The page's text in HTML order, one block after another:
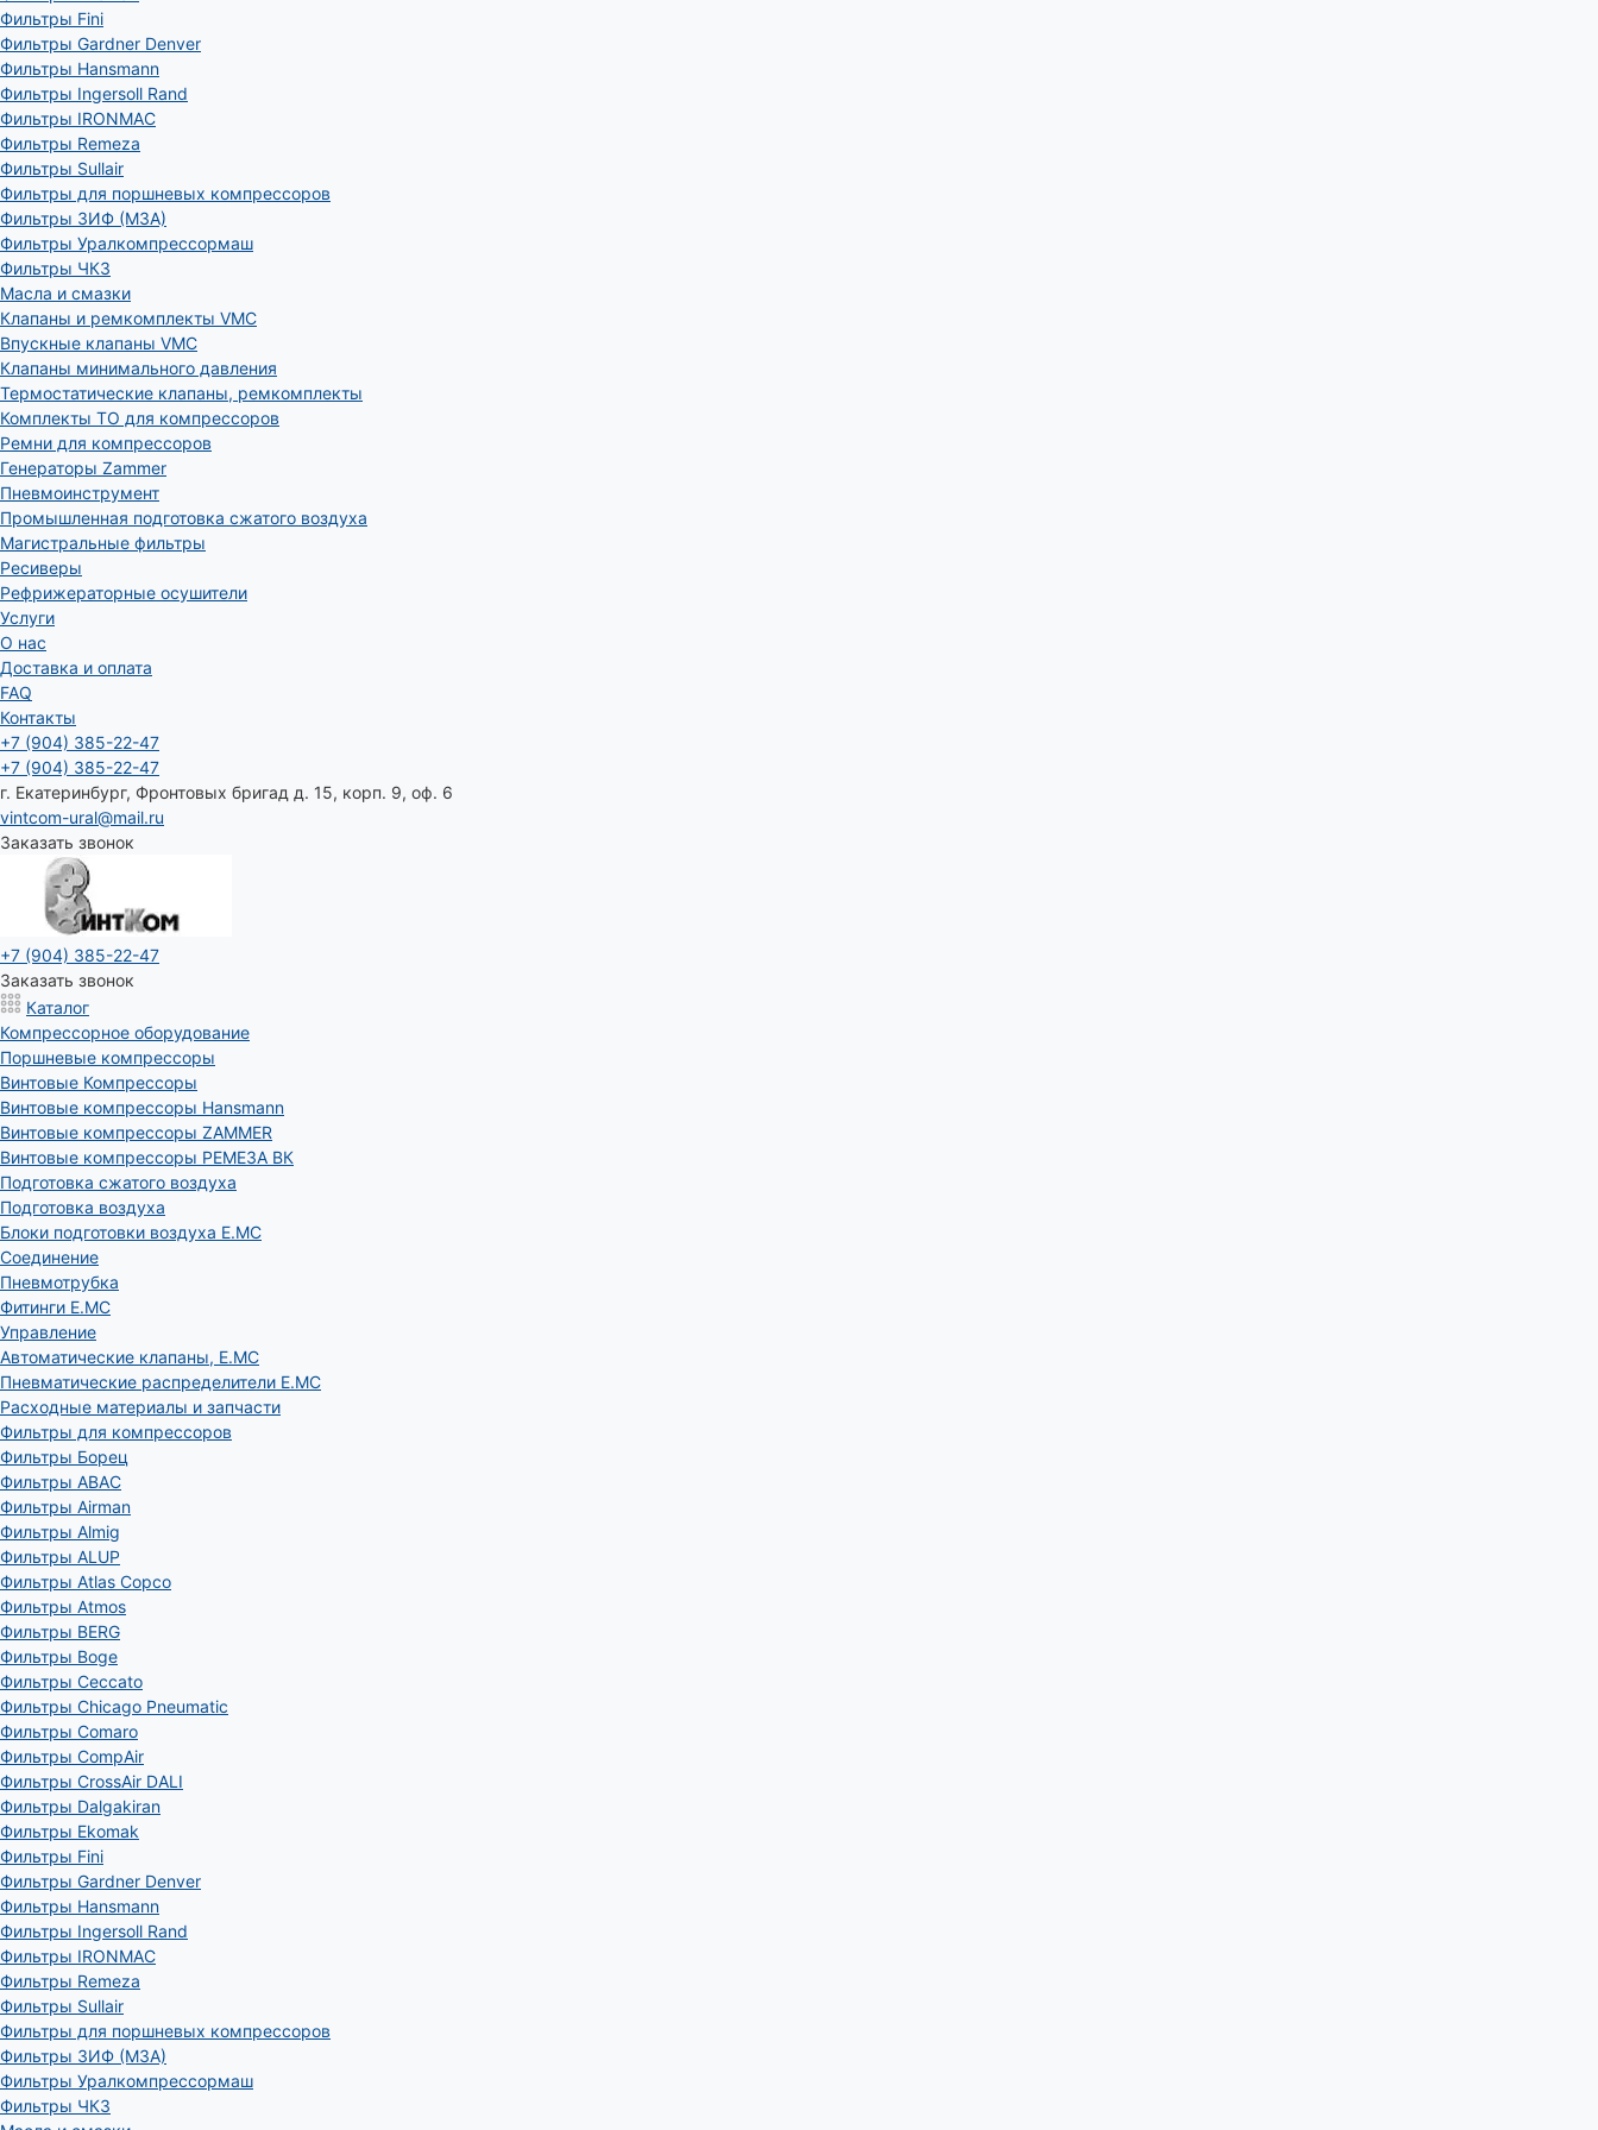
Фильтры Fini
Фильтры Gardner Denver
Фильтры Hansmann
Фильтры Ingersoll Rand
Фильтры IRONMAC
Фильтры Remeza
Фильтры Sullair
Фильтры для поршневых компрессоров
Фильтры ЗИФ (МЗА)
Фильтры Уралкомпрессормаш
Фильтры ЧКЗ
Масла и смазки
Клапаны и ремкомплекты VMC
Впускные клапаны VMC
Клапаны минимального давления
Термостатические клапаны, ремкомплекты
Комплекты ТО для компрессоров
Ремни для компрессоров
Генераторы Zammer
Пневмоинструмент
Промышленная подготовка сжатого воздуха
Магистральные фильтры
Ресиверы
Рефрижераторные осушители
Услуги
О нас
Доставка и оплата
FAQ
Контакты
+7 (904) 385-22-47
+7 (904) 385-22-47
г. Екатеринбург, Фронтовых бригад д. 15, корп. 9, оф. 6
vintcom-ural@mail.ru
Заказать звонок
+7 (904) 385-22-47
Заказать звонок
Каталог
Компрессорное оборудование
Поршневые компрессоры
Винтовые Компрессоры
Винтовые компрессоры Hansmann
Винтовые компрессоры ZAMMER
Винтовые компрессоры РЕМЕЗА ВК
Подготовка сжатого воздуха
Подготовка воздуха
Блоки подготовки воздуха E.MC
Соединение
Пневмотрубка
Фитинги E.MC
Управление
Автоматические клапаны, Е.МС
Пневматические распределители E.MC
Расходные материалы и запчасти
Фильтры для компрессоров
Фильтры Борец
Фильтры ABAC
Фильтры Airman
Фильтры Almig
Фильтры ALUP
Фильтры Atlas Copco
Фильтры Atmos
Фильтры BERG
Фильтры Boge
Фильтры Ceccato
Фильтры Chicago Pneumatic
Фильтры Comaro
Фильтры CompAir
Фильтры CrossAir DALI
Фильтры Dalgakiran
Фильтры Ekomak
Фильтры Fini
Фильтры Gardner Denver
Фильтры Hansmann
Фильтры Ingersoll Rand
Фильтры IRONMAC
Фильтры Remeza
Фильтры Sullair
Фильтры для поршневых компрессоров
Фильтры ЗИФ (МЗА)
Фильтры Уралкомпрессормаш
Фильтры ЧКЗ